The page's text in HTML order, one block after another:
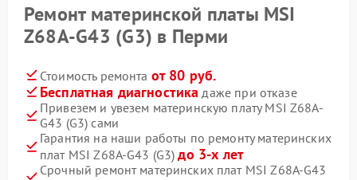
Ремонт материнской платы MSI
Z68A-G43 (G3) в Перми
Стоимость ремонта от 80 руб.
Бесплатная диагностика даже при отказе
Привезем и увезем материнскую плату MSI Z68A-
G43 (G3) сами
Гарантия на наши работы по ремонту материнских
плат MSI Z68A-G43 (G3)до 3-х лет
Срочный ремонт материнских плат MSI Z68A-G43